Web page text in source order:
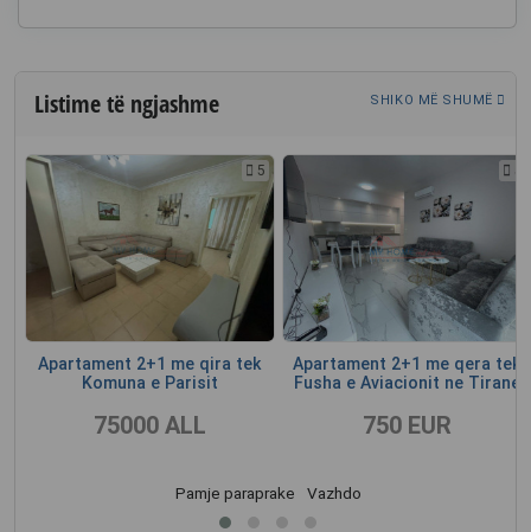
Listime të ngjashme SHIKO MË SHUMË
5
Apartament 2+1 me qira tek
Komuna e Parisit
75000 ALL
Apartament 2+1 me qera tek
Fusha e Aviacionit ne Tirane
750 EUR
Pamje paraprake Vazhdo